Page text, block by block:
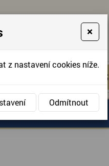
KONTAKTUJTE NÁS
KONTAKTUJTE NÁS
DOBROVOLNICTVÍ
×
z nastavení cookies níže.
Odmítnout